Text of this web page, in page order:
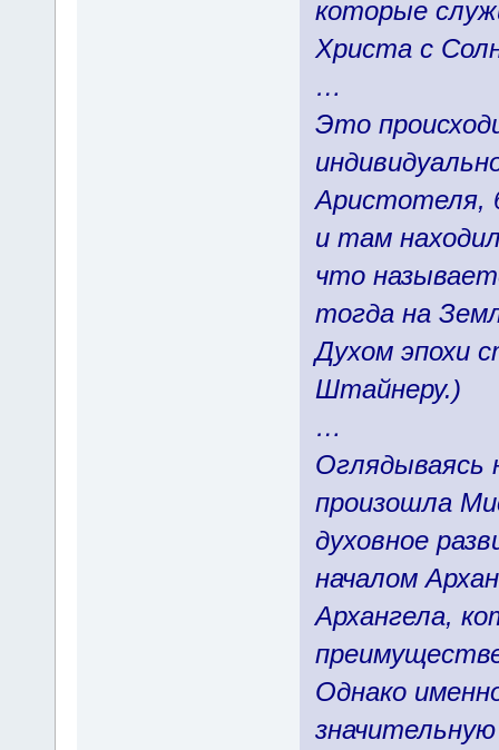
которые
Христа с
…
Это
Аристотеля,
и там
что
тогда на
Духом эпохи
Штайнеру.)
…
Оглядываясь
произошла
духовное
началом
Архангела,
Однако